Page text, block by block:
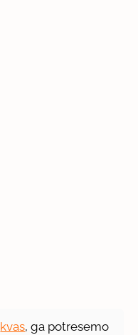
kvas, ga potresemo